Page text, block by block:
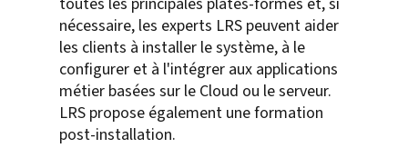
nécessaire, les experts LRS peuvent aider
les clients à installer le système, à le
configurer et à l'intégrer aux applications
métier basées sur le Cloud ou le serveur.
LRS propose également une formation
post-installation.